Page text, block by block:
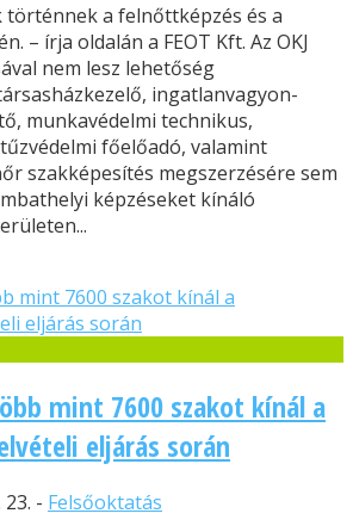
történnek a felnőttképzés és a
– írja oldalán a FEOT Kft. Az OKJ
nem lesz lehetőség
ingatlanvagyon-
munkavédelmi technikus,
főelőadó, valamint
szakképesítés megszerzésére sem
képzéseket kínáló
mint 7600 szakot kínál a
eljárás során
- Felsőoktatás